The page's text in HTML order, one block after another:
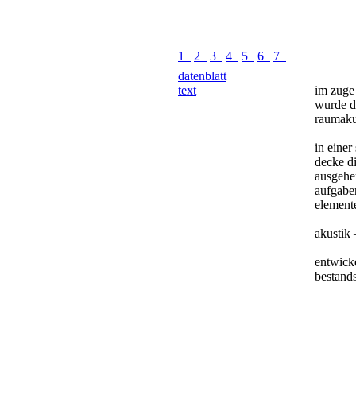
1 2 3 4 5 6
7
datenblatt
text
im
wurde
in einer
decke
akustik